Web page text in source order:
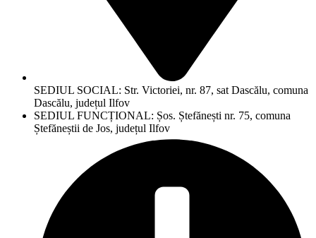
SEDIUL SOCIAL: Str. Victoriei, nr. 87, sat Dascălu, comuna
Dascălu, județul Ilfov
SEDIUL FUNCȚIONAL: Șos. Ștefănești nr. 75, comuna
Ștefăneștii de Jos, județul Ilfov